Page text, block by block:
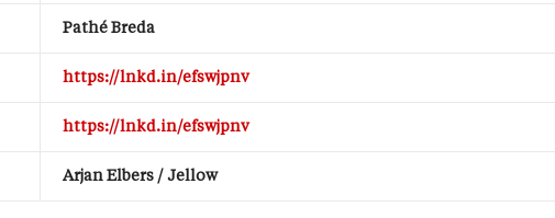
Pathé Breda
https://lnkd.in/efswjpnv
https://lnkd.in/efswjpnv
Arjan Elbers / Jellow